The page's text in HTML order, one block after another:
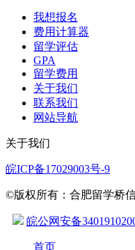
我想报名
费用计算器
留学评估
GPA
留学费用
关于我们
联系我们
网站导航
关于我们
皖ICP备17029003号-9
©版权所有：合肥留学桥
皖公网安备
首页